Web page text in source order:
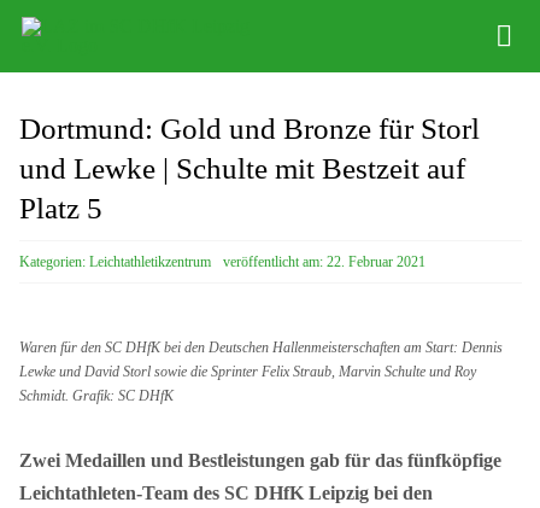
Zum
Leichathletikzentrum
Bob/Skeleton
SC DHfK
Dortmund: Gold und Bronze für Storl
und Lewke | Schulte mit Bestzeit auf
Platz 5
Kategorien: Leichtathletikzentrum veröffentlicht am: 22. Februar 2021
Waren für den SC DHfK bei den Deutschen Hallenmeisterschaften am Start: Dennis
Lewke und David Storl sowie die Sprinter Felix Straub, Marvin Schulte und Roy
Schmidt. Grafik: SC DHfK
Zwei Medaillen und Bestleistungen gab für das fünfköpfige
Leichtathleten-Team des SC DHfK Leipzig bei den